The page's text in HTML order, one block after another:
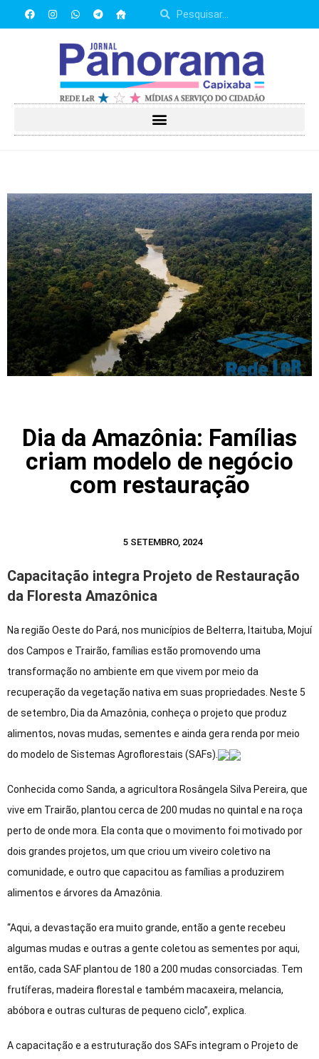
Dia da Amazônia: Famílias
criam modelo de negócio
com restauração
5 SETEMBRO, 2024
Capacitação integra Projeto de Restauração
da Floresta Amazônica
Na região Oeste do Pará, nos municípios de Belterra, Itaituba, Mojuí
dos Campos e Trairão, famílias estão promovendo uma
transformação no ambiente em que vivem por meio da
recuperação da vegetação nativa em suas propriedades. Neste 5
de setembro, Dia da Amazônia, conheça o projeto que produz
alimentos, novas mudas, sementes e ainda gera renda por meio
do modelo de Sistemas Agroflorestais (SAFs).
Conhecida como Sanda, a agricultora Rosângela Silva Pereira, que
vive em Trairão, plantou cerca de 200 mudas no quintal e na roça
perto de onde mora. Ela conta que o movimento foi motivado por
dois grandes projetos, um que criou um viveiro coletivo na
comunidade, e outro que capacitou as famílias a produzirem
alimentos e árvores da Amazônia.
“Aqui, a devastação era muito grande, então a gente recebeu
algumas mudas e outras a gente coletou as sementes por aqui,
então, cada SAF plantou de 180 a 200 mudas consorciadas. Tem
frutíferas, madeira florestal e também macaxeira, melancia,
abóbora e outras culturas de pequeno ciclo”, explica.
A capacitação e a estruturação dos SAFs integram o Projeto de